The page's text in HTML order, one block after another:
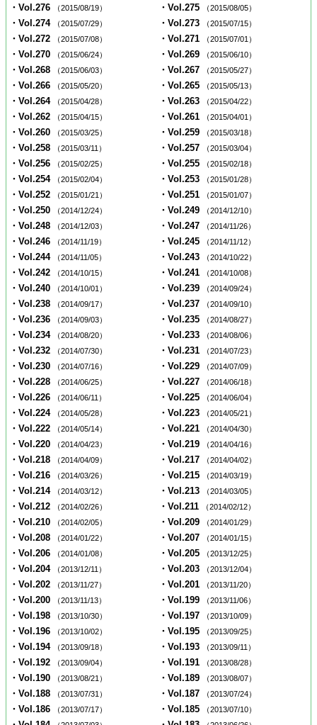
・Vol.276 （2015/08/19） ・Vol.275 （2015/08/05）
・Vol.274 （2015/07/29） ・Vol.273 （2015/07/15）
・Vol.272 （2015/07/08） ・Vol.271 （2015/07/01）
・Vol.270 （2015/06/24） ・Vol.269 （2015/06/10）
・Vol.268 （2015/06/03） ・Vol.267 （2015/05/27）
・Vol.266 （2015/05/20） ・Vol.265 （2015/05/13）
・Vol.264 （2015/04/28） ・Vol.263 （2015/04/22）
・Vol.262 （2015/04/15） ・Vol.261 （2015/04/01）
・Vol.260 （2015/03/25） ・Vol.259 （2015/03/18）
・Vol.258 （2015/03/11） ・Vol.257 （2015/03/04）
・Vol.256 （2015/02/25） ・Vol.255 （2015/02/18）
・Vol.254 （2015/02/04） ・Vol.253 （2015/01/28）
・Vol.252 （2015/01/21） ・Vol.251 （2015/01/07）
・Vol.250 （2014/12/24） ・Vol.249 （2014/12/10）
・Vol.248 （2014/12/03） ・Vol.247 （2014/11/26）
・Vol.246 （2014/11/19） ・Vol.245 （2014/11/12）
・Vol.244 （2014/11/05） ・Vol.243 （2014/10/22）
・Vol.242 （2014/10/15） ・Vol.241 （2014/10/08）
・Vol.240 （2014/10/01） ・Vol.239 （2014/09/24）
・Vol.238 （2014/09/17） ・Vol.237 （2014/09/10）
・Vol.236 （2014/09/03） ・Vol.235 （2014/08/27）
・Vol.234 （2014/08/20） ・Vol.233 （2014/08/06）
・Vol.232 （2014/07/30） ・Vol.231 （2014/07/23）
・Vol.230 （2014/07/16） ・Vol.229 （2014/07/09）
・Vol.228 （2014/06/25） ・Vol.227 （2014/06/18）
・Vol.226 （2014/06/11） ・Vol.225 （2014/06/04）
・Vol.224 （2014/05/28） ・Vol.223 （2014/05/21）
・Vol.222 （2014/05/14） ・Vol.221 （2014/04/30）
・Vol.220 （2014/04/23） ・Vol.219 （2014/04/16）
・Vol.218 （2014/04/09） ・Vol.217 （2014/04/02）
・Vol.216 （2014/03/26） ・Vol.215 （2014/03/19）
・Vol.214 （2014/03/12） ・Vol.213 （2014/03/05）
・Vol.212 （2014/02/26） ・Vol.211 （2014/02/12）
・Vol.210 （2014/02/05） ・Vol.209 （2014/01/29）
・Vol.208 （2014/01/22） ・Vol.207 （2014/01/15）
・Vol.206 （2014/01/08） ・Vol.205 （2013/12/25）
・Vol.204 （2013/12/11） ・Vol.203 （2013/12/04）
・Vol.202 （2013/11/27） ・Vol.201 （2013/11/20）
・Vol.200 （2013/11/13） ・Vol.199 （2013/11/06）
・Vol.198 （2013/10/30） ・Vol.197 （2013/10/09）
・Vol.196 （2013/10/02） ・Vol.195 （2013/09/25）
・Vol.194 （2013/09/18） ・Vol.193 （2013/09/11）
・Vol.192 （2013/09/04） ・Vol.191 （2013/08/28）
・Vol.190 （2013/08/21） ・Vol.189 （2013/08/07）
・Vol.188 （2013/07/31） ・Vol.187 （2013/07/24）
・Vol.186 （2013/07/17） ・Vol.185 （2013/07/10）